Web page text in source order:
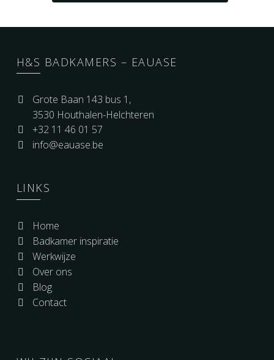
H&S BADKAMERS – EAUASE
Grote Baan 143 bus 1,
3530 Houthalen-Helchteren
+32 11 46 01 57
info@eauase.be
LINKS
Home
Badkamer inspiratie
Werkwijze
Over ons
Blog
Contact